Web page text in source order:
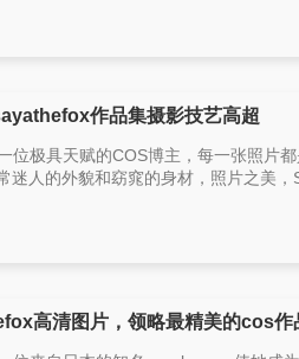
作品集摄影技艺高超
位极具天赋的COS博主，每一张照片
迷人的外貌和窈窕的身材，照片之美
高清图片，领略最精美的cos作